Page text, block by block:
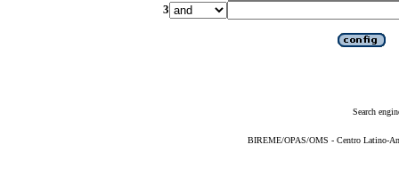
3
Search
BIREME/OPAS/OMS - Centro Latino-